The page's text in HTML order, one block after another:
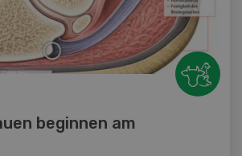
beginnen am